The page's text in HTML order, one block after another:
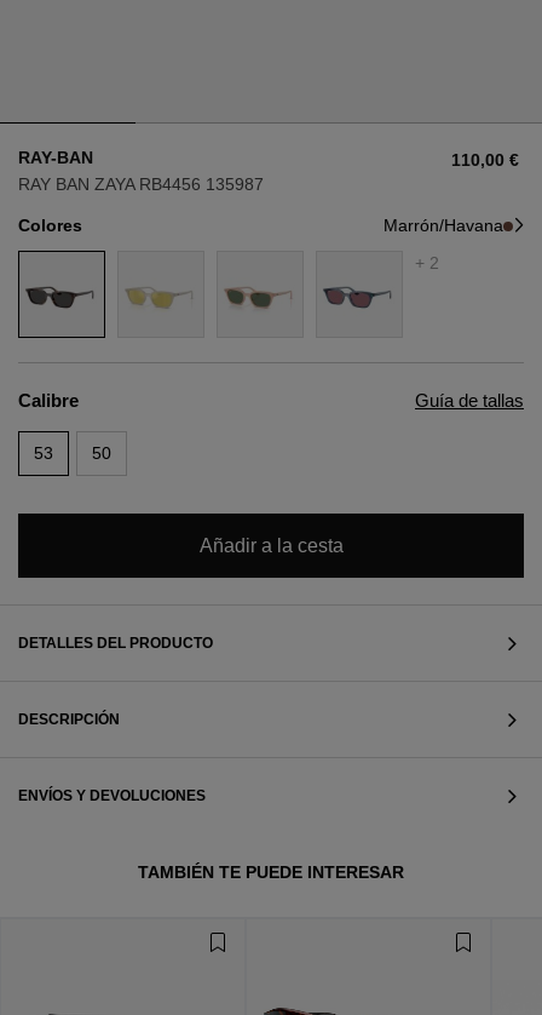
AVIADOR
OJO DE GATO
RECTANGULAR/CUADRADA
REDONDA/OVALADA
AVIADOR
OJO DE GATO
RECTANGULAR/CUADRADA
REDONDA/OVALADA
RAY-BAN
RAY BAN ZAYA RB4456 135987
110,00 €
Colores
Marrón/Havana
+ 2
Calibre Guía de tallas
53 50
Añadir a la cesta
DETALLES DEL PRODUCTO
DESCRIPCIÓN
ENVÍOS Y DEVOLUCIONES
TAMBIÉN TE PUEDE INTERESAR